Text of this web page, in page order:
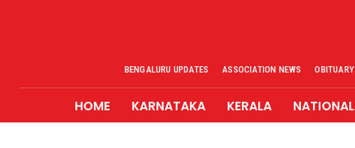
BENGALURU UPDATES ASSOCIATION NEWS OBITUARY
HOME KARNATAKA KERALA NATIONAL